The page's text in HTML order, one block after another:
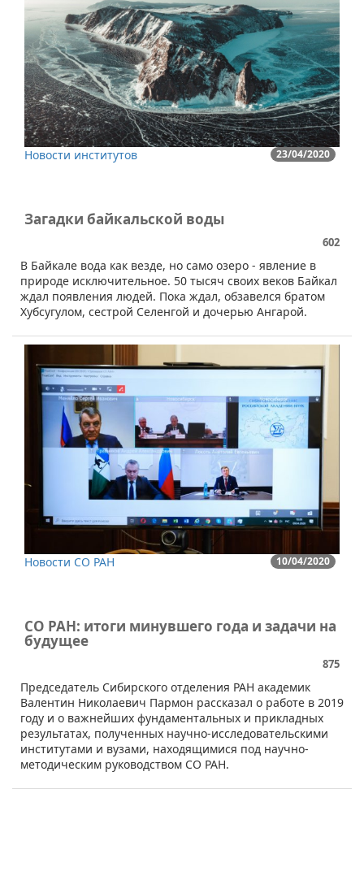
23/04/2020
Новости институтов
Загадки байкальской воды
602
В Байкале вода как везде, но само озеро - явление в
природе исключительное. 50 тысяч своих веков Байкал
ждал появления людей. Пока ждал, обзавелся братом
Хубсугулом, сестрой Селенгой и дочерью Ангарой.
10/04/2020
Новости СО РАН
СО РАН: итоги минувшего года и задачи на
будущее
875
​​Председатель Сибирского отделения РАН академик
Валентин Николаевич Пармон рассказал о работе в 2019
году и о важнейших фундаментальных и прикладных
результатах, полученных научно-исследовательскими
институтами и вузами, находящимися под научно-
методическим руководством СО РАН.